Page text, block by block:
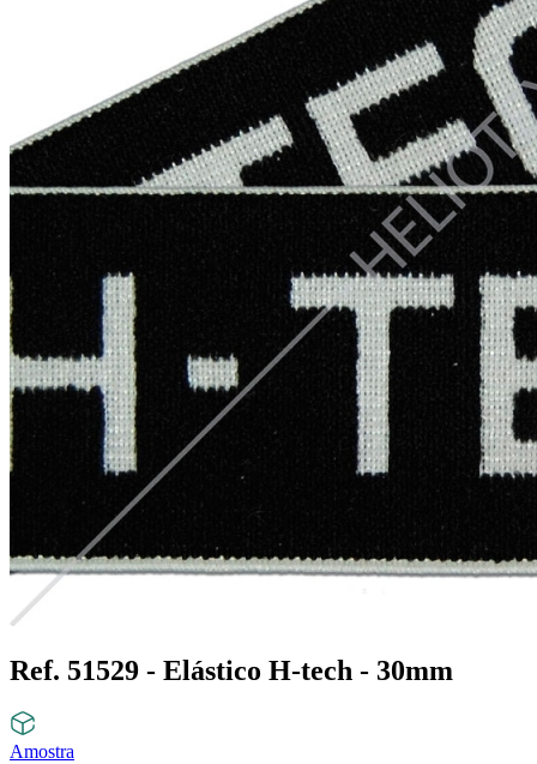
Ref. 51529 - Elástico H-tech - 30mm
Amostra